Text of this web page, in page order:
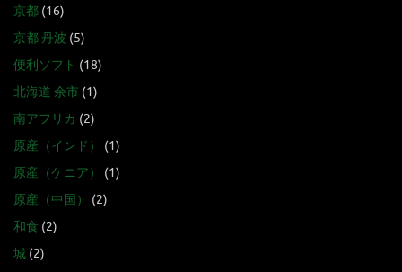
京都 (16)
京都 丹波 (5)
便利ソフト (18)
北海道 余市 (1)
南アフリカ (2)
原産（インド）
(1)
原産（ケニア）
(1)
原産（中国）
(2)
和食 (2)
城 (2)